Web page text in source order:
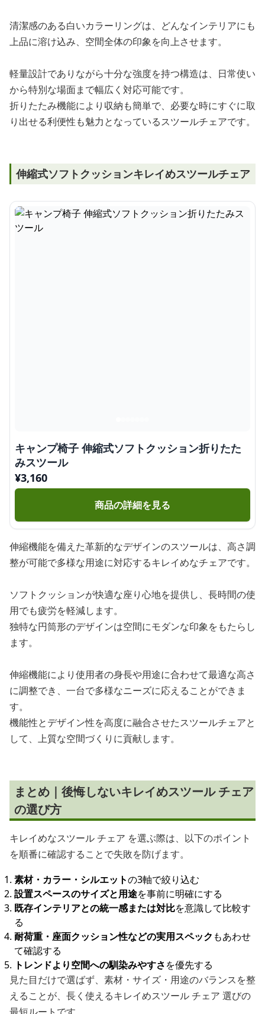
清潔感のある白いカラーリングは、どんなインテリアにも
上品に溶け込み、空間全体の印象を向上させます。
軽量設計でありながら十分な強度を持つ構造は、日常使い
から特別な場面まで幅広く対応可能です。
折りたたみ機能により収納も簡単で、必要な時にすぐに取
り出せる利便性も魅力となっているスツールチェアです。
伸縮式ソフトクッションキレイめスツールチェア
キャンプ椅子 伸縮式ソフトクッション折りたた
みスツール
¥3,160
商品の詳細を見る
伸縮機能を備えた革新的なデザインのスツールは、高さ調
整が可能で多様な用途に対応するキレイめなチェアです。
ソフトクッションが快適な座り心地を提供し、長時間の使
用でも疲労を軽減します。
独特な円筒形のデザインは空間にモダンな印象をもたらし
ます。
伸縮機能により使用者の身長や用途に合わせて最適な高さ
に調整でき、一台で多様なニーズに応えることができま
す。
機能性とデザイン性を高度に融合させたスツールチェアと
して、上質な空間づくりに貢献します。
まとめ｜後悔しないキレイめスツール チェア
の選び方
キレイめなスツール チェア を選ぶ際は、以下のポイント
を順番に確認することで失敗を防げます。
素材・カラー・シルエットの3軸で絞り込む
設置スペースのサイズと用途を事前に明確にする
既存インテリアとの統一感または対比を意識して比較す
る
耐荷重・座面クッション性などの実用スペック もあわせ
て確認する
トレンドより空間への馴染みやすさを優先する
見た目だけで選ばず、素材・サイズ・用途のバランスを整
えることが、長く使えるキレイめスツール チェア 選びの